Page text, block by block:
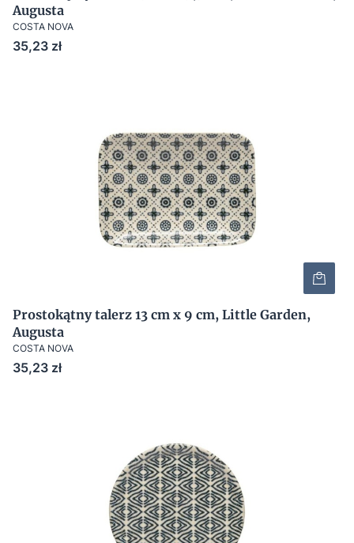
Augusta
COSTA NOVA
Cena
35,23 zł
Prostokątny talerz 13 cm x 9 cm, Little Garden,
Augusta
COSTA NOVA
Cena
35,23 zł